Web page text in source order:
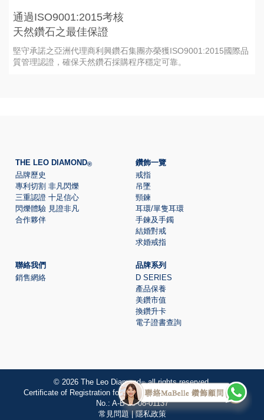
通過ISO9001:2015考核
天然鑽石之最佳保證
堅守承諾之亞洲代理商利興鑽石集團亦榮獲ISO9001:2015國際品
質管理認證，確保天然鑽石採購程序穩定可靠。
THE LEO DIAMOND®
品牌歷史
專利切割 非凡閃爍
三重認證 十足信心
閃爍體驗 見證非凡
合作夥伴
鑽飾一覽
戒指
吊墜
頸鍊
耳環/單隻耳環
手鍊及手鐲
結婚對戒
求婚戒指
聯絡我們
銷售網絡
品牌系列
D SERIES
產品保養
美鑽市值
換鑽升卡
電子證書查詢
© 2026 The Leo Diamond®all rights reserved.
Certificate of Registration for Category A Registrant Registration
No.: A-B-23-08-01137
常見問題|隱私政策